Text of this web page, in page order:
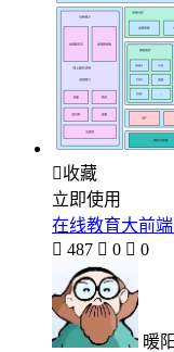
收藏
立即使用
在线教育大前
 487  0  0
暖